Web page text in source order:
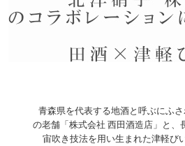
青森県を代表する地酒と呼ぶにふ
の老舗「株式会社 西田酒造店」と、
宙吹き技法を用い生まれた津軽び